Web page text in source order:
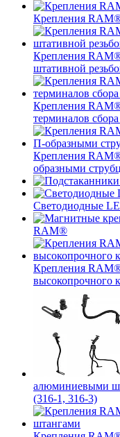
Крепления
Крепления RAM®
штативной
Крепления
терминалов
Крепления
образными
Светодиодные
RAM®
Крепления
высокопрочного
алюминиевыми
(316-1, 316-3)